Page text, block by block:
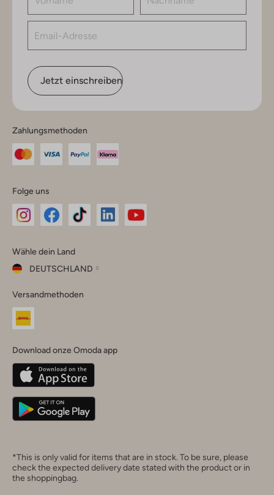
Jetzt einschreiben
Zahlungsmethoden
Folge uns
Instagram
Facebook
TikTok
Wähle dein Land
DEUTSCHLAND
dein
Land
Belgique(Français)
Deutschland
Versandmethoden
Download onze Omoda app
*This is only valid for items that are in stock. To be sure, please
check the expected delivery date stated with the product or in
the shoppingbag.